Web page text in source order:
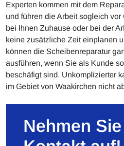
Experten kommen mit dem
und führen die Arbeit sogleich vor
bei Ihnen Zuhause oder bei der
keine zusätzliche Zeit einplanen
können die Scheibenreparatur
ausführen, wenn Sie als Kunde
beschäfigt sind. Unkomplizierter
im Gebiet von Waakirchen nicht
Nehmen